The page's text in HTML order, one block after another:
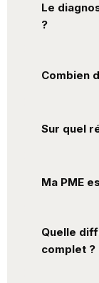
Le
?
Combien
Sur quel
Ma PME
Quelle
complet ?